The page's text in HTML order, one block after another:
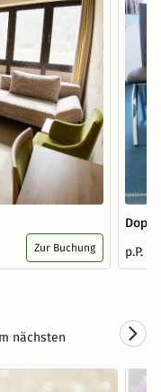
Zur Buchung
p.P.
nächsten